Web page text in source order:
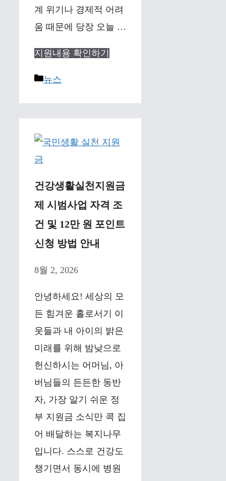
계 위기나 경제적 어려
움 때문에 당장 오늘 …
지원내용 확인하기
Categories
뉴스
건강생활실천지원금
제 시범사업 자격 조
건 및 12만 원 포인트
신청 방법 안내
8월 2, 2026
안녕하세요! 세상의 모
든 힘겨운 홀로서기 이
웃들과 내 아이의 밝은
미래를 위해 밤낮으로
헌신하시는 어머님, 아
버님들의 든든한 동반
자, 가장 알기 쉬운 정
부 지원금 소식만 콕 집
어 배달하는 복지나무
입니다. 스스로 건강도
챙기면서 동시에 병원